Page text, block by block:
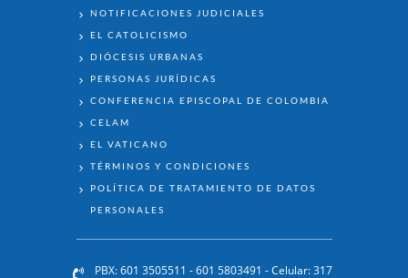
NOTIFICACIONES JUDICIALES
EL CATOLICISMO
DIÓCESIS URBANAS
PERSONAS JURÍDICAS
CONFERENCIA EPISCOPAL DE COLOMBIA
CELAM
EL VATICANO
TÉRMINOS Y CONDICIONES
POLÍTICA DE TRATAMIENTO DE DATOS
PERSONALES
PBX: 601 3505511 - 601 5803491 - Celular: 317